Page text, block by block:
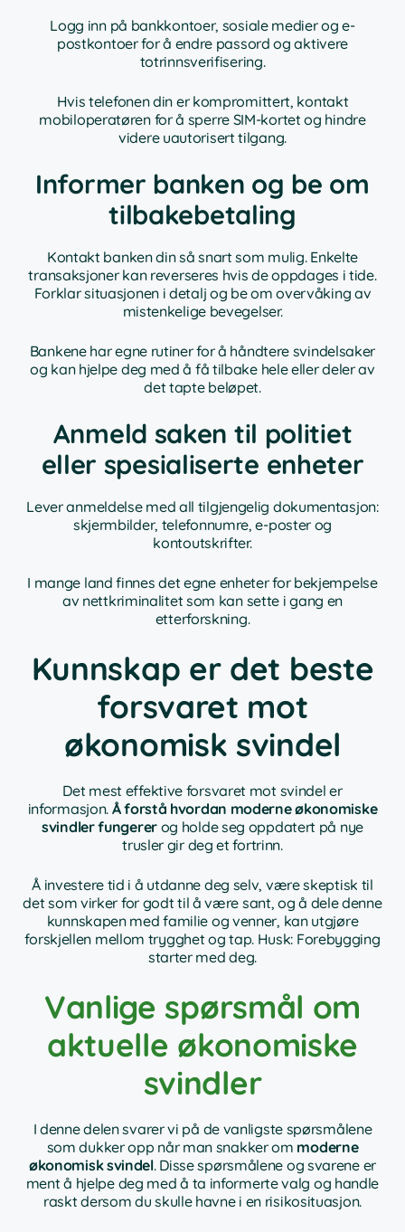
Logg inn på bankkontoer, sosiale medier og e-
postkontoer for å endre passord og aktivere
totrinnsverifisering.
Hvis telefonen din er kompromittert, kontakt
mobiloperatøren for å sperre SIM-kortet og hindre
videre uautorisert tilgang.
Informer banken og be om
tilbakebetaling
Kontakt banken din så snart som mulig. Enkelte
transaksjoner kan reverseres hvis de oppdages i tide.
Forklar situasjonen i detalj og be om overvåking av
mistenkelige bevegelser.
Bankene har egne rutiner for å håndtere svindelsaker
og kan hjelpe deg med å få tilbake hele eller deler av
det tapte beløpet.
Anmeld saken til politiet
eller spesialiserte enheter
Lever anmeldelse med all tilgjengelig dokumentasjon:
skjermbilder, telefonnumre, e-poster og
kontoutskrifter.
I mange land finnes det egne enheter for bekjempelse
av nettkriminalitet som kan sette i gang en
etterforskning.
Kunnskap er det beste
forsvaret mot
økonomisk svindel
Det mest effektive forsvaret mot svindel er
informasjon. Å forstå hvordan moderne økonomiske
svindler fungerer og holde seg oppdatert på nye
trusler gir deg et fortrinn.
Å investere tid i å utdanne deg selv, være skeptisk til
det som virker for godt til å være sant, og å dele denne
kunnskapen med familie og venner, kan utgjøre
forskjellen mellom trygghet og tap. Husk: Forebygging
starter med deg.
Vanlige spørsmål om
aktuelle økonomiske
svindler
I denne delen svarer vi på de vanligste spørsmålene
som dukker opp når man snakker om moderne
økonomisk svindel. Disse spørsmålene og svarene er
ment å hjelpe deg med å ta informerte valg og handle
raskt dersom du skulle havne i en risikosituasjon.